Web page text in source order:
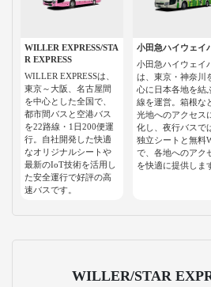
WILLER EXPRESS/STA
R EXPRESS
WILLER EXPRESSは、
東京～大阪、名古屋間
を中心とした全国で、
都市間バスと空港バス
を22路線・1日200便運
行。自社開発した快適
なオリジナルシートや
最新のIoT技術を活用し
た安全運行で好評の高
速バスです。
小田急ハイウェイ
小田急ハイウェイ
は、東京・神奈川
心に日本各地を結
線を運営。箱根な
光地へのアクセス
化し、夜行バスで
独立シートと無料
で、各地へのアク
を快適に提供しま
WILLER/STAR